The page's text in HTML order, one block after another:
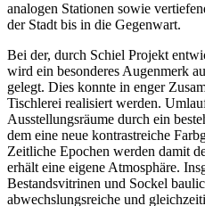
analogen Stationen sowie
der Stadt bis in die Gegenwart.
Bei der, durch Schiel Projekt
wird ein besonderes Augenmerk
gelegt. Dies konnte in enger
Tischlerei realisiert werden.
Ausstellungsräume durch ein
dem eine neue kontrastreiche
Zeitliche Epochen werden damit
erhält eine eigene Atmosphäre.
Bestandsvitrinen und Sockel
abwechslungsreiche und